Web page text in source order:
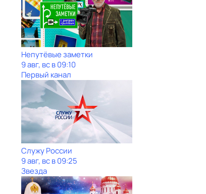
Непутёвые заметки
9 авг, вс в 09:10
Первый канал
Служу Рoсcии
9 авг, вс в 09:25
Звезда